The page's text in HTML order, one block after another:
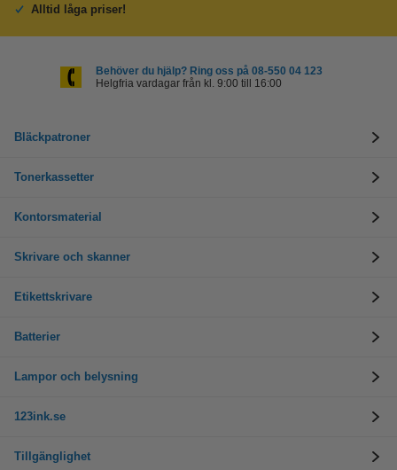
Alltid låga priser!
Behöver du hjälp? Ring oss på 08-550 04 123
Helgfria vardagar från kl. 9:00 till 16:00
Bläckpatroner
Tonerkassetter
Kontorsmaterial
Skrivare och skanner
Etikettskrivare
Batterier
Lampor och belysning
123ink.se
Tillgänglighet